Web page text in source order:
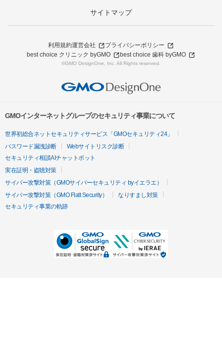
サイトマップ
利用規約運営会社
プライバシーポリシー
best choice クリニック byGMO
best choice 歯科 byGMO
©GMO DesignOne, Inc. All Rights reserved.
GMOインターネットグループのセキュリティ事業について
世界初総合ネットセキュリティサービス「GMOセキュリティ24」
パスワード漏洩診断
Webサイトリスク診断
セキュリティ相談AIチャットボット
実在証明・盗聴対策
サイバー攻撃対策（GMOサイバーセキュリティ byイエラエ）
サイバー攻撃対策（GMO Flatt Security）
なりすまし対策
セキュリティ事業の軌跡